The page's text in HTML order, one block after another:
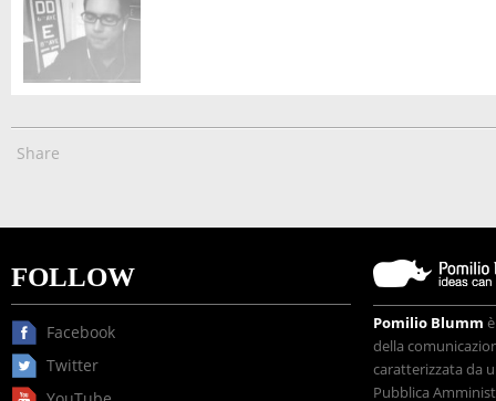
Share
FOLLOW
Facebook
Twitter
Pomilio Blumm
della
caratterizzata da
Pubblica